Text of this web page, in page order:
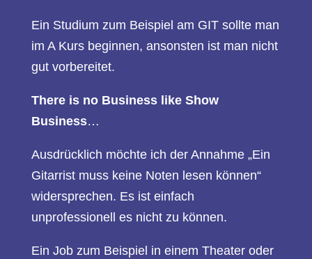
Ein Studium zum Beispiel am GIT sollte man
im A Kurs beginnen, ansonsten ist man nicht
gut vorbereitet.
There is no Business like Show
Business…
Ausdrücklich möchte ich der Annahme „Ein
Gitarrist muss keine Noten lesen können“
widersprechen. Es ist einfach
unprofessionell es nicht zu können.
Ein Job zum Beispiel in einem Theater oder